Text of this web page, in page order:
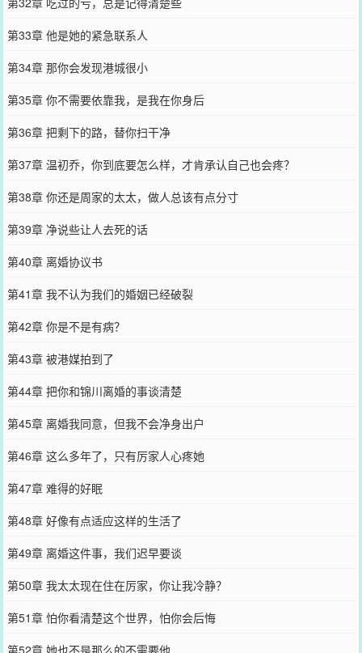
第33章 他是她的紧急联系人
第34章 那你会发现港城很小
第35章 你不需要依靠我，是我在你身后
第36章 把剩下的路，替你扫干净
第37章 温初乔，你到底要怎么样，才肯承认自己也会疼？
第38章 你还是周家的太太，做人总该有点分寸
第39章 净说些让人去死的话
第40章 离婚协议书
第41章 我不认为我们的婚姻已经破裂
第42章 你是不是有病？
第43章 被港媒拍到了
第44章 把你和锦川离婚的事谈清楚
第45章 离婚我同意，但我不会净身出户
第46章 这么多年了，只有厉家人心疼她
第47章 难得的好眠
第48章 好像有点适应这样的生活了
第49章 离婚这件事，我们迟早要谈
第50章 我太太现在住在厉家，你让我冷静？
第51章 怕你看清楚这个世界，怕你会后悔
第52章 她也不是那么的不需要他